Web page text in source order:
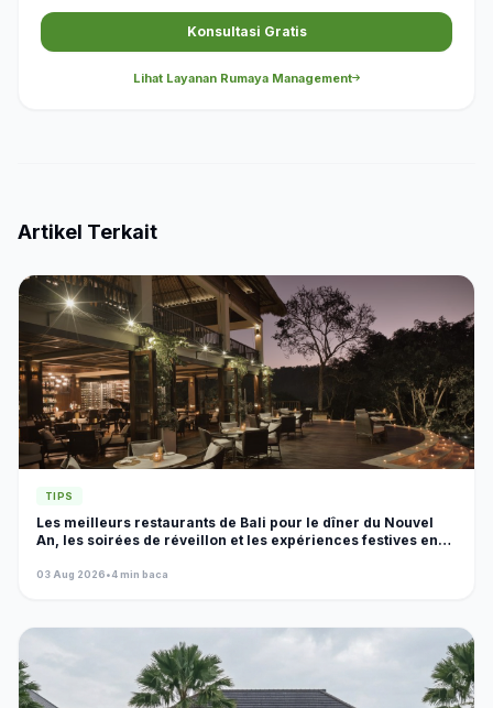
Konsultasi Gratis
Lihat Layanan Rumaya Management
Artikel Terkait
TIPS
Les meilleurs restaurants de Bali pour le dîner du Nouvel
An, les soirées de réveillon et les expériences festives en
03 Aug 2026•4 min baca